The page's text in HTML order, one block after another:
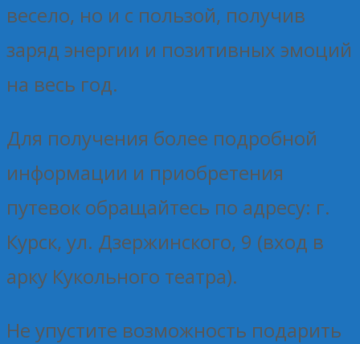
весело, но и с пользой, получив
заряд энергии и позитивных эмоций
на весь год.
Для получения более подробной
информации и приобретения
путевок обращайтесь по адресу: г.
Курск, ул. Дзержинского, 9 (вход в
арку Кукольного театра).
Не упустите возможность подарить